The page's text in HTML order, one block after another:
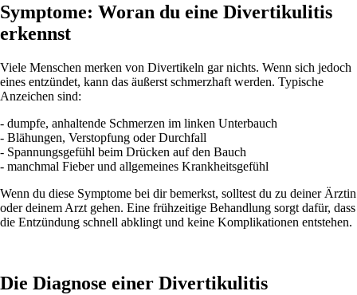
Symptome: Woran du eine Divertikulitis
erkennst
Viele Menschen merken von Divertikeln gar nichts. Wenn sich jedoch
eines entzündet, kann das äußerst schmerzhaft werden. Typische
Anzeichen sind:
- dumpfe, anhaltende Schmerzen im linken Unterbauch
- Blähungen, Verstopfung oder Durchfall
- Spannungsgefühl beim Drücken auf den Bauch
- manchmal Fieber und allgemeines Krankheitsgefühl
Wenn du diese Symptome bei dir bemerkst, solltest du zu deiner Ärztin
oder deinem Arzt gehen. Eine frühzeitige Behandlung sorgt dafür, dass
die Entzündung schnell abklingt und keine Komplikationen entstehen.
Die Diagnose einer Divertikulitis